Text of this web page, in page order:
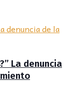
La denuncia